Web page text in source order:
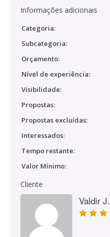
Informações adicionais
Categoria:
Subcategoria:
Orçamento:
Nível de experiência:
Visibilidade:
Propostas:
Propostas excluídas:
Interessados:
Tempo restante:
Valor Mínimo:
Cliente
Valdir J.